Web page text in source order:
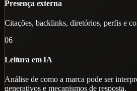
Presença externa
Citações, backlinks, diretórios, perfis e
06
Leitura em IA
Análise de como a marca pode ser
generativos e mecanismos de resposta.